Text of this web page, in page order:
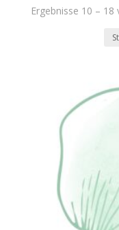
Ergebnisse 10 –